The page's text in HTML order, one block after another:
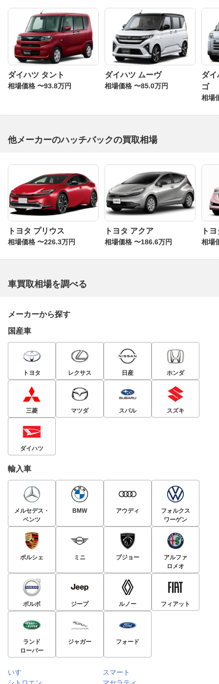
ダイハツ タント
相場価格 〜93.8万円
ダイハツ ムーヴ
相場価格 〜85.0万円
ダイ
ゴ
相場
他メーカーのハッチバックの買取相場
トヨタ プリウス
相場価格 〜226.3万円
トヨタ アクア
相場価格 〜186.6万円
ト
相場
車買取相場を調べる
メーカーから探す
国産車
トヨタ レクサス 日産 ホンダ
三菱 マツダ スバル スズキ
ダイハツ
輸入車
メルセデス・
ベンツ
BMW アウディ
フォルクス
ワーゲン
ポルシェ ミニ プジョー
アルファ
ロメオ
ボルボ ジープ ルノー フィアット
ランド
ローバー
ジャガー フォード
いすゞ
スマート